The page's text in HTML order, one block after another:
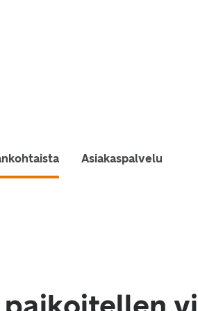
Asiakaspalvelu